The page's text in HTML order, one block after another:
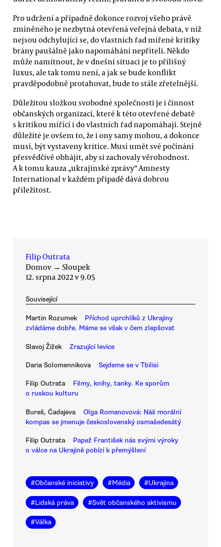
Pro udržení a případně dokonce rozvoj všeho právě
zmíněného je nezbytná otevřená veřejná debata, v níž
nejsou odchylující se, do vlastních řad mířené kritiky
brány paušálně jako napomáhání nepříteli. Někdo
může namítnout, že v dnešní situaci je to přílišný
luxus, ale tak tomu není, a jak se bude konflikt
pravděpodobně protahovat, bude to stále zřetelnější.
Důležitou složkou svobodné společnosti je i činnost
občanských organizací, které k této otevřené debatě
s kritikou mířící i do vlastních řad napomáhají. Stejně
důležité je ovšem to, že i ony samy mohou, a dokonce
musí, být vystaveny kritice. Musí umět své počínání
přesvědčivě obhájit, aby si zachovaly věrohodnost.
A k tomu kauza „ukrajinské zprávy“ Amnesty
International v každém případě dává dobrou
příležitost.
Filip Outrata
Domov → Sloupek
12. srpna 2022 v 9.05
Související
Martin Rozumek
Příchod uprchlíků z Ukrajiny
zvládáme dobře. Máme se však v čem zlepšovat
Slavoj Žižek Zrazující levice
Daria Solomennikova Sejdeme se v Tbilisi
Filip Outrata
Filmy, knihy, tanky. Ke sporům
o ruskou kulturu
Bureš, Čadajeva
Olga Romanovová: Náš morální
kompas se jmenuje československý osmašedesátý
Filip Outrata
Papež František nás svými výroky
o válce na Ukrajině pobízí k přemýšlení
#Občanské iniciativy #Média #Ukrajina
#Lidská práva #Svět občanského aktivismu
#Válka